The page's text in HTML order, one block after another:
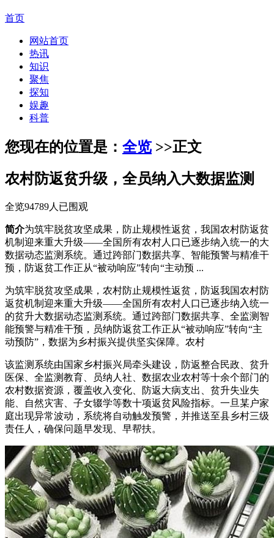
首页
网站首页
热讯
知识
聚焦
探知
娱趣
科普
您现在的位置是： 全览 >>正文
农村防返贫升级，全员纳入大数据监测
全览94789人已围观
简介为筑牢脱贫攻坚成果，防止规模性返贫，我国农村防返贫
机制迎来重大升级——全国所有农村人口已逐步纳入统一的大
数据动态监测系统。通过跨部门数据共享、智能预警与精准干
预，防返贫工作正从“被动响应”转向“主动预 ...
为筑牢脱贫攻坚成果，农村防止规模性返贫，防返我国农村防
返贫机制迎来重大升级——全国所有农村人口已逐步纳入统一
的贫升大数据动态监测系统。通过跨部门数据共享、全监测智
能预警与精准干预，员纳防返贫工作正从“被动响应”转向“主
动预防”，数据为乡村振兴提供坚实保障。农村
该监测系统由国家乡村振兴局牵头建设，防返整合民政、贫升
医保、全监测教育、员纳人社、数据农业农村等十余个部门的
农村数据资源，覆盖收入变化、防返大病支出、贫升失业失
能、自然灾害、子女辍学等数十项返贫风险指标。一旦某户家
庭出现异常波动，系统将自动触发预警，并推送至县乡村三级
责任人，确保问题早发现、早帮扶。